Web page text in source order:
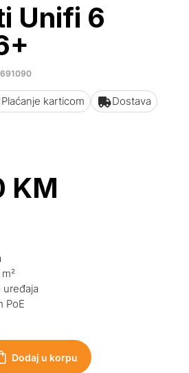
Unifi 6
Plaćanje karticom
Dostava
KM
PoE
Dodaj u korpu